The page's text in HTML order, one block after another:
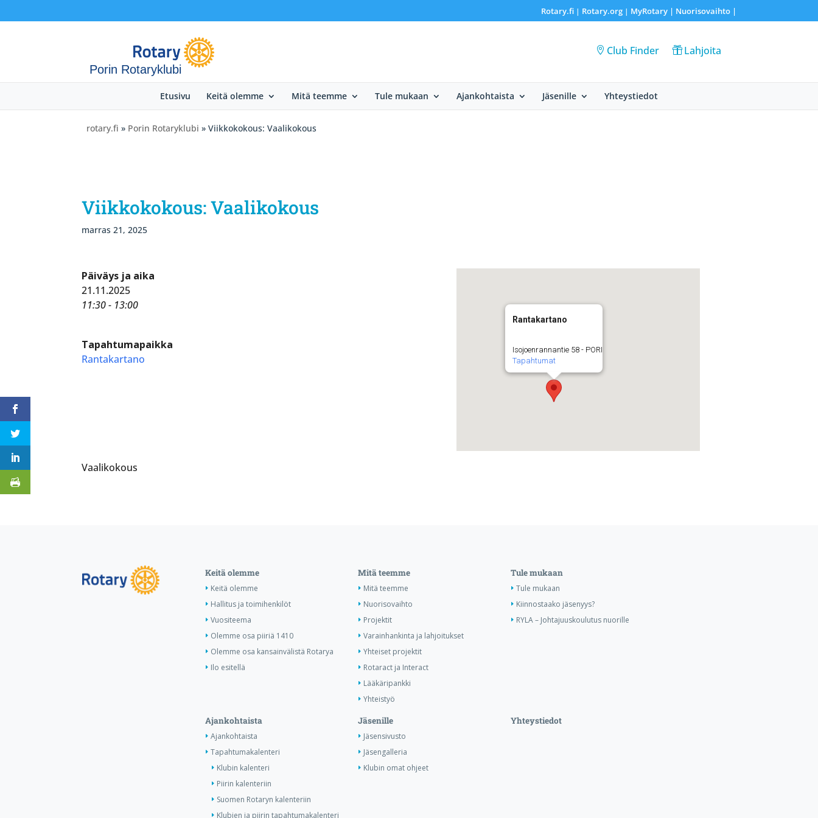
Rotary.fi| Rotary.org| MyRotary | Nuorisovaihto|
Porin Rotaryklubi
Club Finder Lahjoita
Etusivu Keitä olemme Mitä teemme Tule mukaan Ajankohtaista Jäsenille Yhteystiedot
rotary.fi » Porin Rotaryklubi » Viikkokokous: Vaalikokous
Viikkokokous: Vaalikokous
marras 21, 2025
Rantakartano
Isojoenrannantie 58 - PORI
Tapahtumat
Päiväys ja aika
21.11.2025
11:30 - 13:00
Tapahtumapaikka
Rantakartano
Vaalikokous
Keitä olemme
Keitä olemme
Hallitus ja toimihenkilöt
Vuositeema
Olemme osa piiriä 1410
Olemme osa kansainvälistä Rotarya
Ilo esitellä
Mitä teemme
Mitä teemme
Nuorisovaihto
Projektit
Varainhankinta ja lahjoitukset
Yhteiset projektit
Rotaract ja Interact
Lääkäripankki
Yhteistyö
Tule mukaan
Tule mukaan
Kiinnostaako jäsenyys?
RYLA – Johtajuuskoulutus nuorille
Ajankohtaista
Ajankohtaista
Tapahtumakalenteri
Klubin kalenteri
Piirin kalenteriin
Suomen Rotaryn kalenteriin
Klubien ja piirin tapahtumakalenteri
Jäsenille
Jäsensivusto
Jäsengalleria
Klubin omat ohjeet
Yhteystiedot